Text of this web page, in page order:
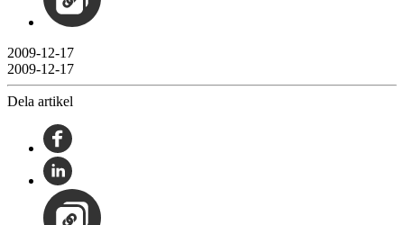
2009-12-17
2009-12-17
Dela artikel